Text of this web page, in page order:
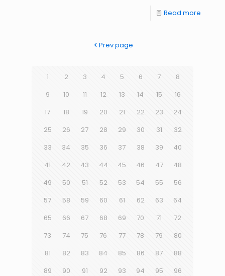
Read more
Prev page
1 2 3 4 5 6 7
8
9
10 11 12 13 14 15
16
17
18 19 20 21 22 23
24
25
26 27 28 29 30 31
32
33
34 35 36 37 38 39
40
41
42 43 44 45 46 47
48
49
50 51 52 53 54 55
56
57
58 59 60 61 62 63
64
65
66 67 68 69 70 71
72
73
74 75 76 77 78 79
80
81
82 83 84 85 86 87
88
89
90 91 92 93 94 95
96